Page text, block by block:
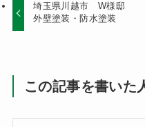
埼玉県川越市 W様邸
外壁塗装・防水塗装
この記事を書いた